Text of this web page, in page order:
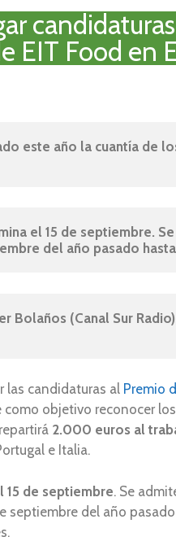
EIT Food en
este año la cuantía
el 15 de septiembre.
del año pasado
Bolaños (Canal Sur
las candidaturas al Premio
como objetivo reconocer
2.000 euros al
e Italia.
15 de septiembre. Se
septiembre del año